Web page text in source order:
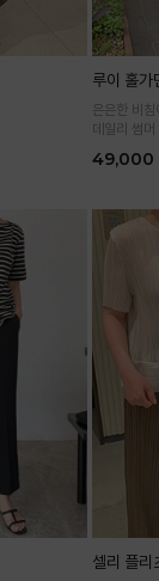
루이 홀가
은은한 비
데일리 썸
49,000
셀리 플리